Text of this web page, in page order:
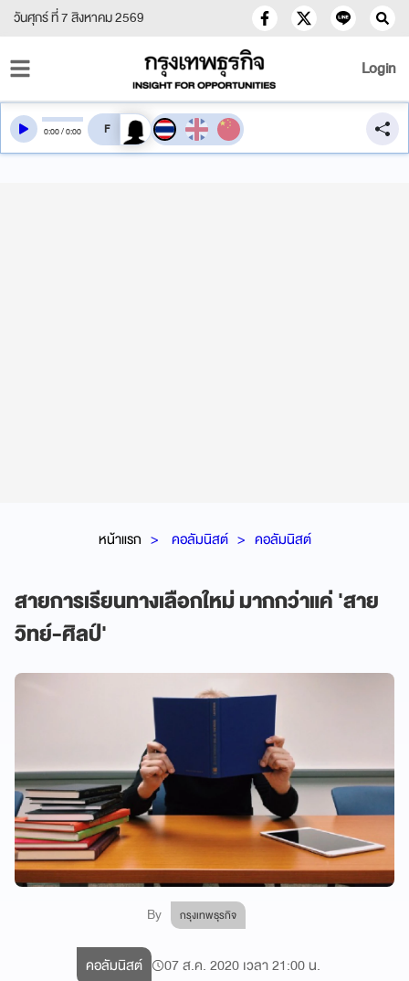
วันศุกร์ ที่ 7 สิงหาคม 2569
Login
หน้าแรก คอลัมนิสต์ คอลัมนิสต์
สายการเรียนทางเลือกใหม่ มากกว่าแค่ 'สาย
วิทย์-ศิลป์'
By กรุงเทพธุรกิจ
0:00/0:00 สลับเสียงอ่าน
คอลัมนิสต์ 07 ส.ค. 2020 เวลา 21:00 น.